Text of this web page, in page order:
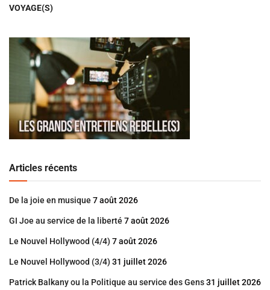
VOYAGE(S)
Articles récents
De la joie en musique 7 août 2026
GI Joe au service de la liberté 7 août 2026
Le Nouvel Hollywood (4/4) 7 août 2026
Le Nouvel Hollywood (3/4) 31 juillet 2026
Patrick Balkany ou la Politique au service des Gens31 juillet 2026